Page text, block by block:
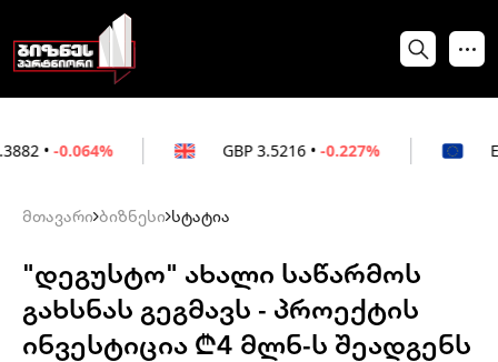
3.5216 • -0.227% 3.0212 •
მთავარი ბიზნესი სტატია
"დეგუსტო" ახალი საწარმოს
გახსნას გეგმავს - პროექტის
ინვესტიცია ₾4 მლნ-ს შეადგენს